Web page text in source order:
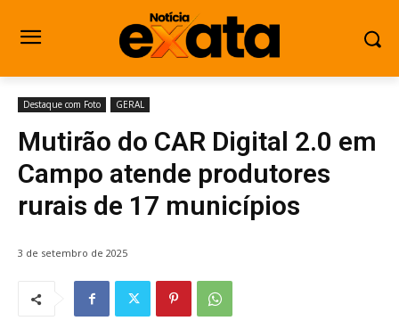
Destaque com Foto GERAL
Mutirão do CAR Digital 2.0 em
Campo atende produtores
rurais de 17 municípios
3 de setembro de 2025